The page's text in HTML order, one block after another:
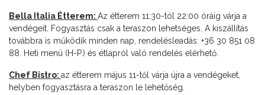
Bella Italia Étterem: Az étterem 11:30-tól 22:00 óráig várja a
vendégeit. Fogyasztás csak a teraszon lehetséges. A kiszállítás
továbbra is működik minden nap, rendelésleadás: +36 30 851 08
88. Heti menü (H-P.) és étlapról való rendelés elérhető.
Chef Bistro: az étterem május 11-től várja újra a vendégeket,
helyben fogyasztásra a teraszon le lehetőség.